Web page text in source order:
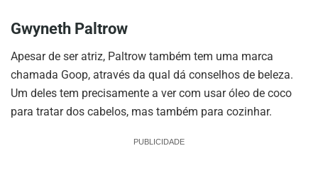
Gwyneth Paltrow
Apesar de ser atriz, Paltrow também tem uma marca
chamada Goop, através da qual dá conselhos de beleza.
Um deles tem precisamente a ver com usar óleo de coco
para tratar dos cabelos, mas também para cozinhar.
PUBLICIDADE